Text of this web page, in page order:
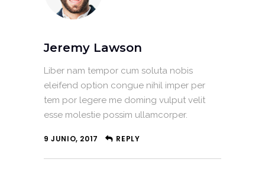
Jeremy Lawson
Liber nam tempor cum soluta nobis
eleifend option congue nihil imper per
tem por legere me doming vulput velit
esse molestie possim ullamcorper.
9 JUNIO, 2017 REPLY